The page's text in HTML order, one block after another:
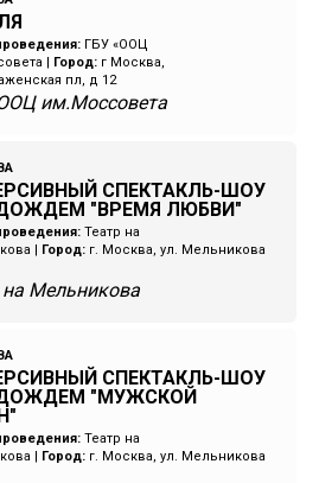
ГБУ «ООЦ
| Город: г Москва,
пл, д 12
им.Моссовета
СПЕКТАКЛЬ-ШОУ
"ВРЕМЯ ЛЮБВИ"
Театр на
| Город: г. Москва, ул. Мельникова
на Мельникова
СПЕКТАКЛЬ-ШОУ
"МУЖСКОЙ
Театр на
| Город: г. Москва, ул. Мельникова